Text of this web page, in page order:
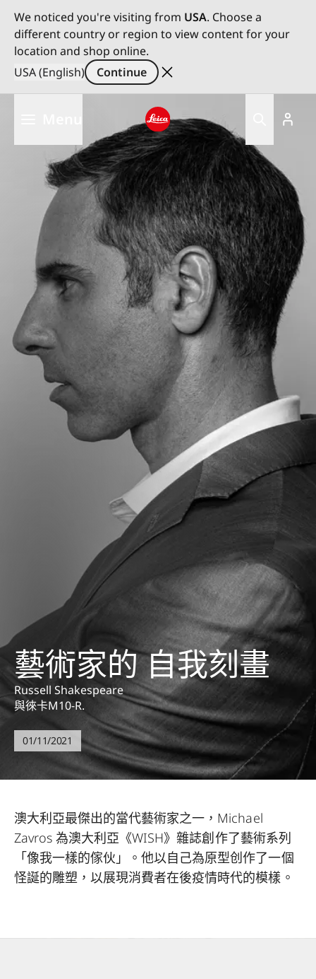
We noticed you're visiting from USA. Choose a
different country or region to view content for your
location and shop online.
USA (English)
Continue
Leica logo - Home
藝術家的 自我刻畫
Russell Shakespeare
與徠卡M10-R.
01/11/2021
澳大利亞最傑出的當代藝術家之一，Michael
Zavros 為澳大利亞《WISH》雜誌創作了藝術系列
「像我一樣的傢伙」。他以自己為原型创作了一個
怪誕的雕塑，以展現消費者在後疫情時代的模樣。